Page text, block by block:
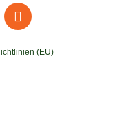
R
s
(EU)